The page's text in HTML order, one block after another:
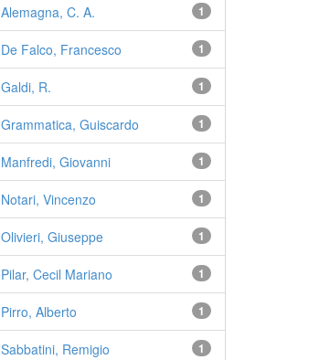
1
Alemagna, C. A.
1
De Falco, Francesco
1
Galdi, R.
1
Grammatica, Guiscardo
1
Manfredi, Giovanni
1
Notari, Vincenzo
1
Olivieri, Giuseppe
1
Pilar, Cecil Mariano
1
Pirro, Alberto
1
Sabbatini, Remigio